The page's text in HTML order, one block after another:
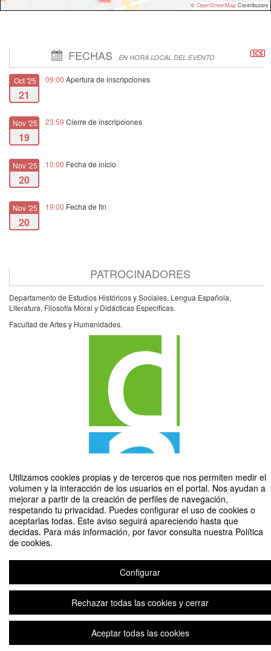
Utilizamos cookies propias y de terceros que nos permiten medir el
volumen y la interacción de los usuarios en el portal. Nos ayudan a
mejorar a partir de la creación de perfiles de navegación,
respetando tu privacidad. Puedes configurar el uso de cookies o
aceptarlas todas. Este aviso seguirá apareciendo hasta que
decidas. Para más información, por favor consulta nuestra Política
de cookies.
Configurar
Rechazar todas las cookies y cerrar
Aceptar todas las cookies
© OpenStreetMap Contributors
FECHAS EN HORA LOCAL DEL EVENTO
Oct '25
21
09:00 Apertura de inscripciones
Nov '25
19
23:59 Cierre de inscripciones
Nov '25
20
10:00 Fecha de inicio
Nov '25
20
19:00 Fecha de fin
PATROCINADORES
Departamento de Estudios Históricos y Sociales, Lengua Española,
Literatura, Filosofía Moral y Didácticas Específicas.
Facultad de Artes y Humanidades.
Franco 50 años después: Guerra, dictadura, transición y democracia
Organizado por Delegación Historia URJC
Plataforma de organización de eventos Symposium
Copyright © 2026